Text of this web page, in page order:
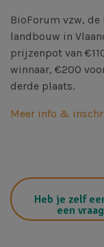
BioForum vzw,
landbouw in
prijzenpot van
winnaar, €200
derde plaats.
Meer info &
Heb je zelf
een